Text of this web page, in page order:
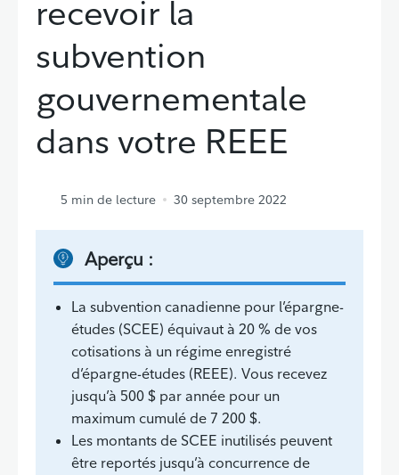
recevoir la
subvention
gouvernementale
dans votre REEE
5 min de lecture 30 septembre 2022
Aperçu :
La subvention canadienne pour l’épargne-
études (SCEE) équivaut à 20 % de vos
cotisations à un régime enregistré
d’épargne-études (REEE). Vous recevez
jusqu’à 500 $ par année pour un
maximum cumulé de 7 200 $.
Les montants de SCEE inutilisés peuvent
être reportés jusqu’à concurrence de